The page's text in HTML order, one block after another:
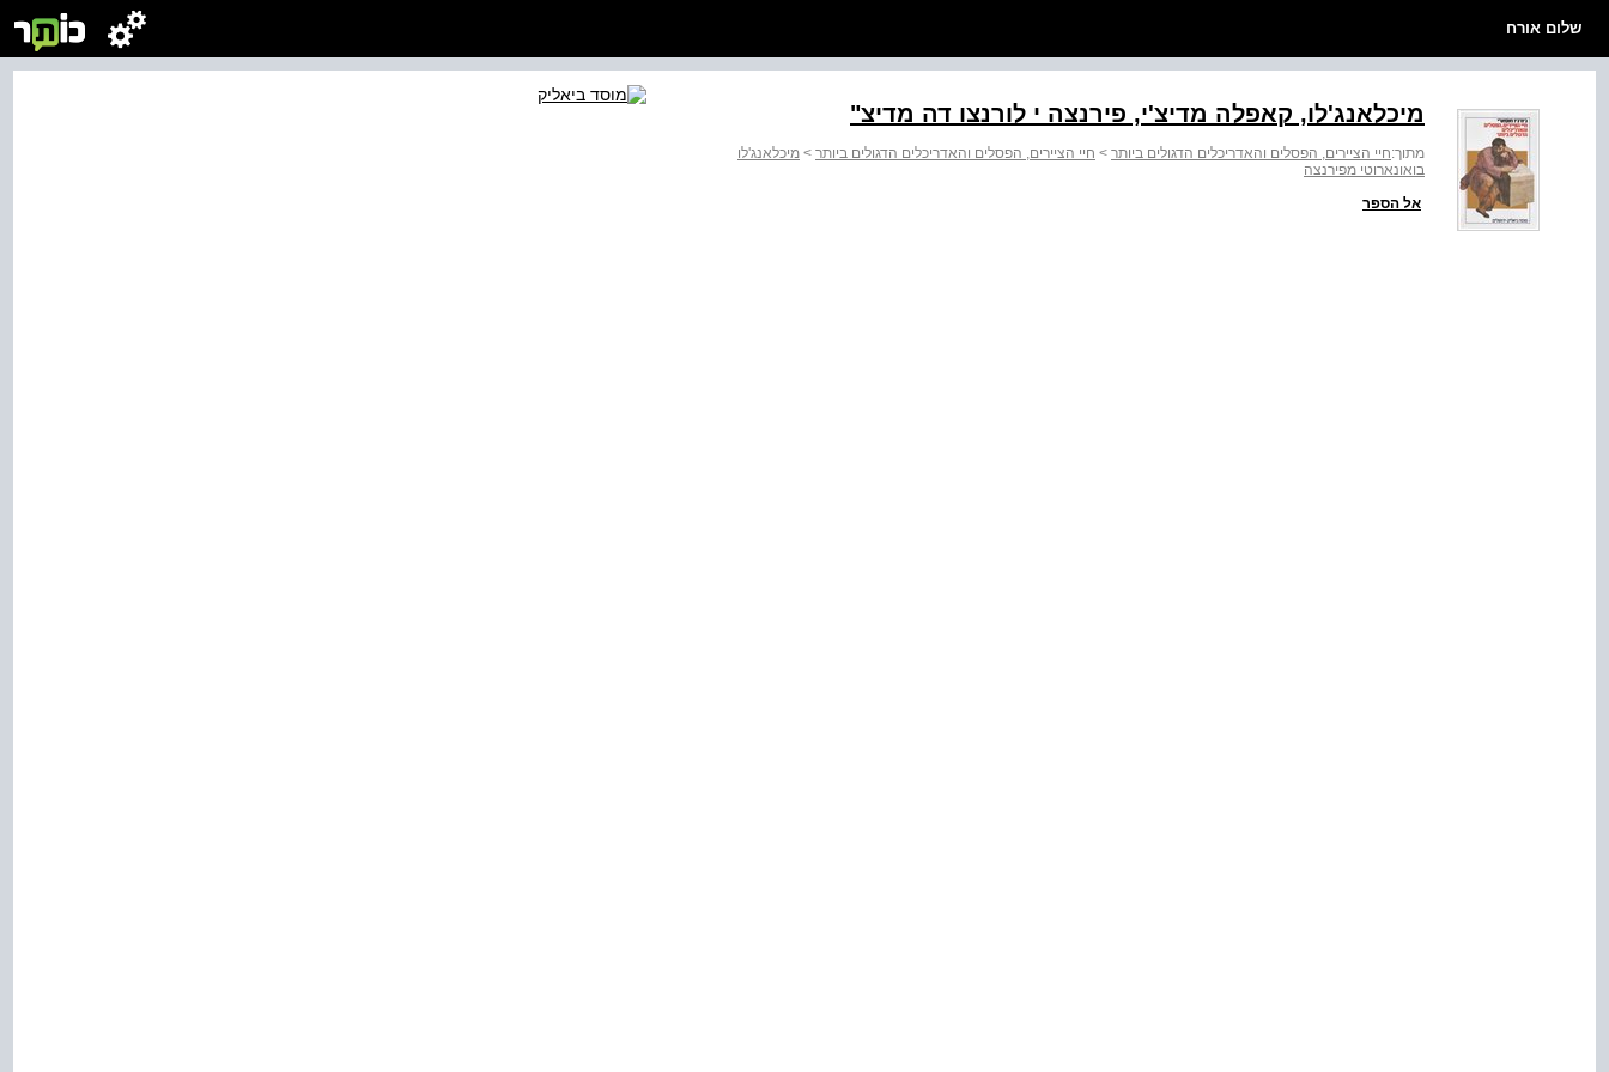
שלום אורח
מיכלאנג'לו, קאפלה מדיצ'י, פירנצה י לורנצו דה מדיצ"
מתוך:חיי הציירים, הפסלים והאדריכלים הדגולים ביותר > חיי הציירים, הפסלים והאדריכלים הדגולים ביותר > מיכלאנג'לו
בואונארוטי מפירנצה
אל הספר